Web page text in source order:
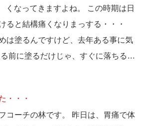
くなってきますよね。 この時期は日
ると結構痛くなりまっする・・・
は塗るんですけど、去年ある事に気
前に塗るだけじゃ、すぐに落ちる…
・・・
コーチの林です。 昨日は、胃痛で体